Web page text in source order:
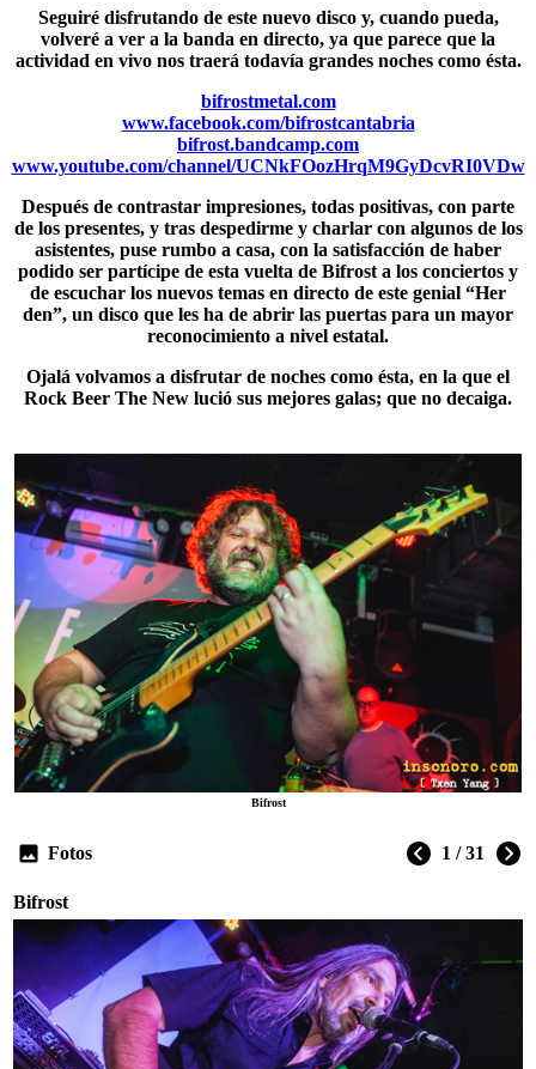
Seguiré disfrutando de este nuevo disco y, cuando pueda,
volveré a ver a la banda en directo, ya que parece que la
actividad en vivo nos traerá todavía grandes noches como ésta.
bifrostmetal.com
www.facebook.com/bifrostcantabria
bifrost.bandcamp.com
www.youtube.com/channel/UCNkFOozHrqM9GyDcvRI0VDw
Después de contrastar impresiones, todas positivas, con parte
de los presentes, y tras despedirme y charlar con algunos de los
asistentes, puse rumbo a casa, con la satisfacción de haber
podido ser partícipe de esta vuelta de Bifrost a los conciertos y
de escuchar los nuevos temas en directo de este genial “Her
den”, un disco que les ha de abrir las puertas para un mayor
reconocimiento a nivel estatal.
Ojalá volvamos a disfrutar de noches como ésta, en la que el
Rock Beer The New lució sus mejores galas; que no decaiga.
Bifrost
Fotos 1 / 31
Bifrost